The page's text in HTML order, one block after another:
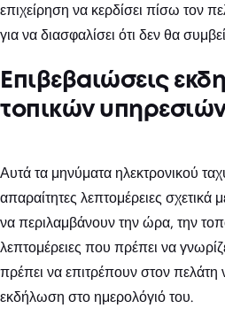
επιχείρηση να κερδίσει πίσω τον
για να διασφαλίσει ότι δεν θα
Επιβεβαιώσεις
τοπικών
Αυτά τα μηνύματα ηλεκτρονικού
απαραίτητες λεπτομέρειες
να περιλαμβάνουν την ώρα, την
λεπτομέρειες που πρέπει να
πρέπει να επιτρέπουν στον πελάτη
εκδήλωση στο ημερολόγιό του.